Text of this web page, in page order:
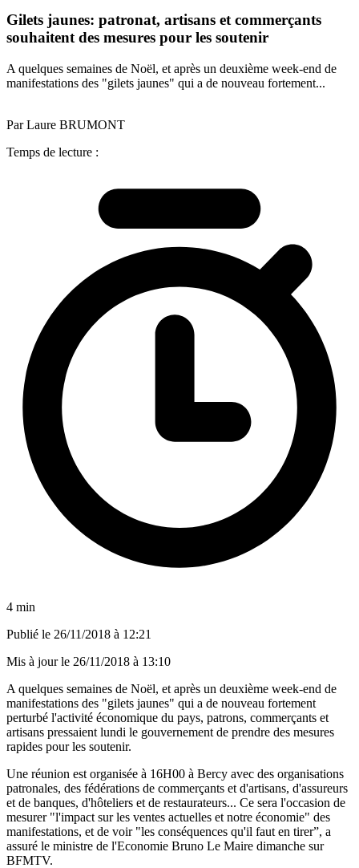
Gilets jaunes: patronat, artisans et commerçants
souhaitent des mesures pour les soutenir
A quelques semaines de Noël, et après un deuxième week-end de
manifestations des "gilets jaunes" qui a de nouveau fortement...
Par Laure BRUMONT
Temps de lecture :
4 min
Publié le 26/11/2018 à 12:21
Mis à jour le 26/11/2018 à 13:10
A quelques semaines de Noël, et après un deuxième week-end de
manifestations des "gilets jaunes" qui a de nouveau fortement
perturbé l'activité économique du pays, patrons, commerçants et
artisans pressaient lundi le gouvernement de prendre des mesures
rapides pour les soutenir.
Une réunion est organisée à 16H00 à Bercy avec des organisations
patronales, des fédérations de commerçants et d'artisans, d'assureurs
et de banques, d'hôteliers et de restaurateurs... Ce sera l'occasion de
mesurer "l'impact sur les ventes actuelles et notre économie" des
manifestations, et de voir "les conséquences qu'il faut en tirer”, a
assuré le ministre de l'Economie Bruno Le Maire dimanche sur
BFMTV.